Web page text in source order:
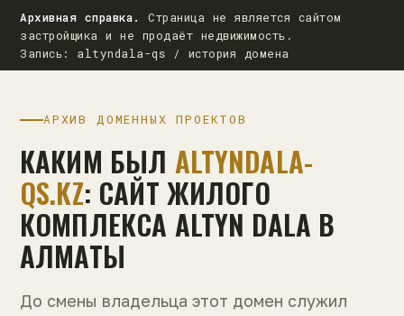
Архивная справка.
Страница не является сайтом
застройщика и не продаёт недвижимость.
Запись: altyndala-qs / история домена
АРХИВ ДОМЕННЫХ ПРОЕКТОВ
КАКИМ БЫЛ ALTYNDALA-
QS.KZ: САЙТ ЖИЛОГО
КОМПЛЕКСА ALTYN DALA В
АЛМАТЫ
До смены владельца этот домен служил